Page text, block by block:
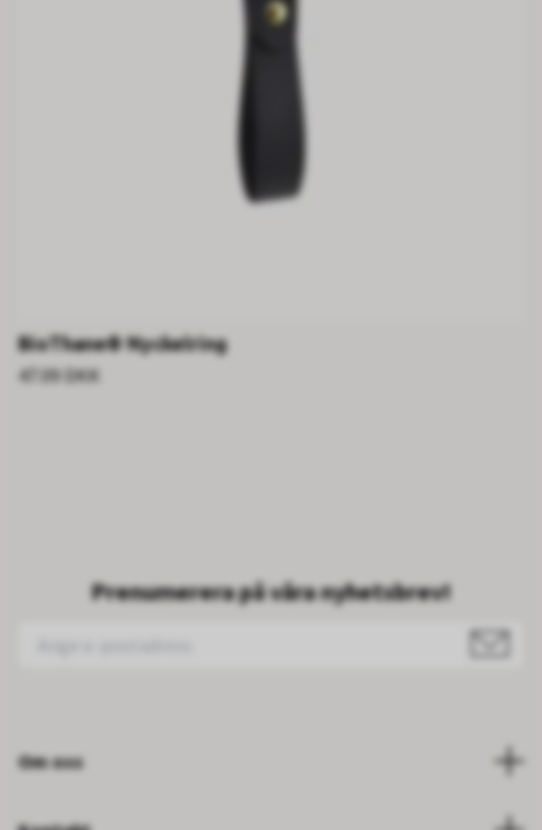
BioThane® Nyckelring
47.09 DKK
Prenumerera på våra nyhetsbrev!
Om oss